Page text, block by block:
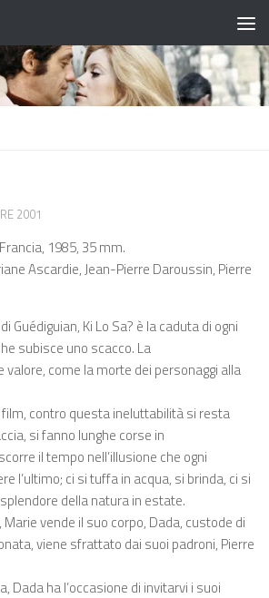
2001
1985, 35 mm.
Ascardie, Jean-Pierre Daroussin, Pierre
Guédiguian, Ki Lo Sa? è la caduta di ogni
subisce uno scacco. La
valore, come la morte dei personaggi alla
contro questa ineluttabilità si resta
si fanno lunghe corse in
il tempo nell’illusione che ogni
l’ultimo; ci si tuffa in acqua, si brinda, ci si
della natura in estate.
Marie vende il suo corpo, Dada, custode di
viene sfrattato dai suoi padroni, Pierre
Dada ha l’occasione di invitarvi i suoi